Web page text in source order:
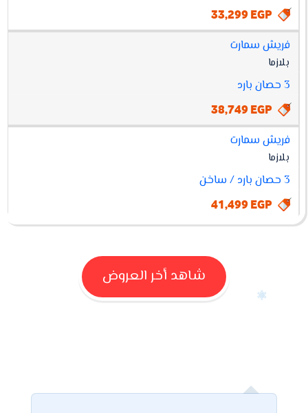
33,299 EGP
فريش سمارت
بلازما
3 حصان بارد
38,749 EGP
فريش سمارت
بلازما
3 حصان بارد / ساخن
41,499 EGP
شاهد أخر العروض